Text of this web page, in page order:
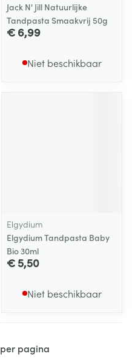
Jack N' Jill Natuurlijke
Tandpasta Smaakvrij 50g
€ 6,99
Niet beschikbaar
Elgydium
Elgydium Tandpasta Baby
Bio 30ml
€ 5,50
Niet beschikbaar
per pagina